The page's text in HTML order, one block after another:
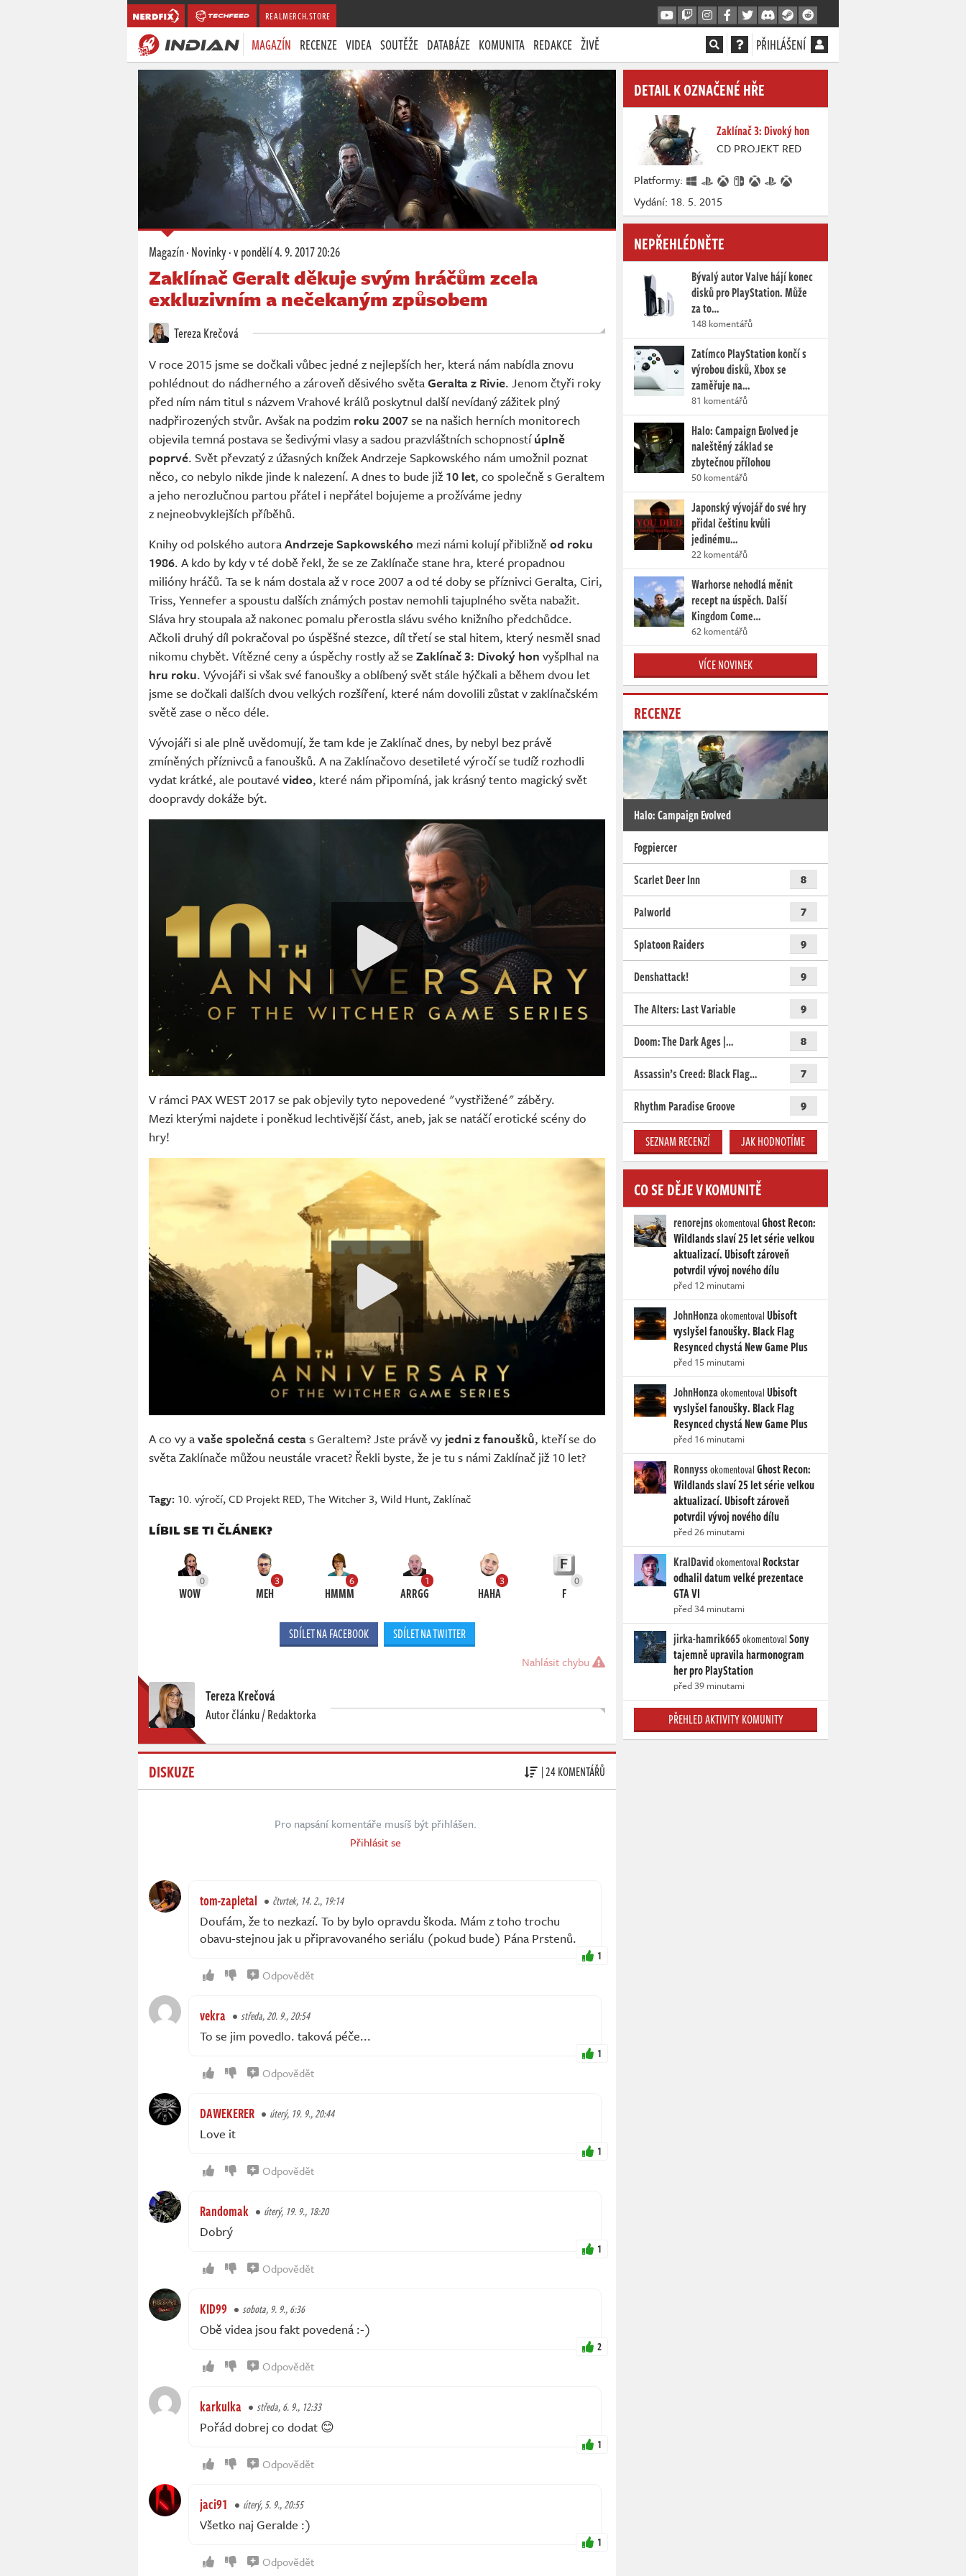
REALMERCH.STORE
MAGAZÍN RECENZE VIDEA SOUTĚŽE DATABÁZE KOMUNITA REDAKCE ŽIVĚ PŘIHLÁŠENÍ
Magazín·Novinky·v pondělí4. 9. 2017 20:26
Zaklínač Geralt děkuje svým hráčům zcela
exkluzivním a nečekaným způsobem
Tereza Krečová
V roce 2015 jsme se dočkali vůbec jedné z nejlepších her, která nám nabídla znovu
pohlédnout do nádherného a zároveň děsivého světaGeralta z Rivie. Jenom čtyři roky
před ním nám titul s názvem Vrahové králů poskytnul další nevídaný zážitek plný
nadpřirozených stvůr. Avšak na podzim roku 2007se na našich herních monitorech
objevila temná postava se šedivými vlasy a sadou prazvláštních schopnostíúplně
poprvé. Svět převzatý z úžasných knížek Andrzeje Sapkowského nám umožnil poznat
něco, co nebylo nikde jinde k nalezení. A dnes to bude již 10 let, co společně s Geraltem
a jeho nerozlučnou partou přátel i nepřátel bojujeme a prožíváme jedny
z nejneobvyklejších příběhů.
Knihy od polského autoraAndrzeje Sapkowského mezi námi kolují přibližně od roku
1986. A kdo by kdy v té době řekl, že se ze Zaklínače stane hra, které propadnou
milióny hráčů. Ta se k nám dostala až v roce 2007 a od té doby se příznivci Geralta, Ciri,
Triss, Yennefer a spoustu dalších známých postav nemohli tajuplného světa nabažit.
Sláva hry stoupala až nakonec pomalu přerostla slávu svého knižního předchůdce.
Ačkoli druhý díl pokračoval po úspěšné stezce, díl třetí se stal hitem, který nesměl snad
nikomu chybět. Vítězné ceny a úspěchy rostly až se Zaklínač 3: Divoký hon vyšplhal na
hru roku. Vývojáři si však své fanoušky a oblíbený svět stále hýčkali a během dvou let
jsme se dočkali dalších dvou velkých rozšíření, které nám dovolili zůstat v zaklínačském
světě zase o něco déle.
Vývojáři si ale plně uvědomují, že tam kde je Zaklínač dnes, by nebyl bez právě
zmíněných příznivců a fanoušků. A na Zaklínačovo desetileté výročí se tudíž rozhodli
vydat krátké, ale poutavé video, které nám připomíná, jak krásný tento magický svět
doopravdy dokáže být.
V rámci PAX WEST 2017 se pak objevily tyto nepovedené "vystřižené" záběry.
Mezi kterými najdete i poněkud lechtivější část, aneb, jak se natáčí erotické scény do
hry!
A co vy avaše společná cestas Geraltem? Jste právě vy jedni z fanoušků, kteří se do
světa Zaklínače můžou neustále vracet? Řekli byste, že je tu s námi Zaklínač již 10 let?
Tagy: 10. výročí,CD Projekt RED,The Witcher 3,Wild Hunt,Zaklínač
LÍBIL SE TI ČLÁNEK?
0
WOW
3
MEH
6
HMMM
1
ARRGG
3
HAHA
0
F
SDÍLET NA FACEBOOK SDÍLET NA TWITTER
Nahlásit chybu
Tereza Krečová
Autor článku / Redaktorka
DISKUZE | 24 KOMENTÁŘŮ
Pro napsání komentáře musíš být přihlášen.
Přihlásit se
tom-zapletal čtvrtek, 14. 2., 19:14
Doufám, že to nezkazí. To by bylo opravdu škoda. Mám z toho trochu
obavu-stejnou jak u připravovaného seriálu (pokud bude) Pána Prstenů.
1
Odpovědět
vekra středa, 20. 9., 20:54
To se jim povedlo. taková péče...
1
Odpovědět
DAWEKERER úterý, 19. 9., 20:44
Love it
1
Odpovědět
Randomak úterý, 19. 9., 18:20
Dobrý
1
Odpovědět
KID99 sobota, 9. 9., 6:36
Obě videa jsou fakt povedená :-)
2
Odpovědět
karkulka středa, 6. 9., 12:33
Pořád dobrej co dodat 😊
1
Odpovědět
jaci91 úterý, 5. 9., 20:55
Všetko naj Geralde :)
1
Odpovědět
DETAIL K OZNAČENÉ HŘE
Zaklínač 3: Divoký hon
CD PROJEKT RED
Platformy:
Vydání: 18. 5. 2015
NEPŘEHLÉDNĚTE
Bývalý autor Valve hájí konec
disků pro PlayStation. Může
za to…
148 komentářů
Zatímco PlayStation končí s
výrobou disků, Xbox se
zaměřuje na…
81 komentářů
Halo: Campaign Evolved je
naleštěný základ se
zbytečnou přílohou
50 komentářů
Japonský vývojář do své hry
přidal češtinu kvůli
jedinému…
22 komentářů
Warhorse nehodlá měnit
recept na úspěch. Další
Kingdom Come…
62 komentářů
VÍCE NOVINEK
RECENZE
Halo: Campaign Evolved
Fogpiercer
Scarlet Deer Inn
8
Palworld 7
Splatoon Raiders 9
Denshattack! 9
The Alters: Last Variable 9
Doom: The Dark Ages |… 8
Assassin’s Creed: Black Flag… 7
Rhythm Paradise Groove 9
SEZNAM RECENZÍ JAK HODNOTÍME
CO SE DĚJE V KOMUNITĚ
renorejnsokomentovalGhost Recon:
Wildlands slaví 25 let série velkou
aktualizací. Ubisoft zároveň
potvrdil vývoj nového dílu
před 12 minutami
JohnHonzaokomentovalUbisoft
vyslyšel fanoušky. Black Flag
Resynced chystá New Game Plus
před 15 minutami
JohnHonzaokomentovalUbisoft
vyslyšel fanoušky. Black Flag
Resynced chystá New Game Plus
před 16 minutami
RonnyssokomentovalGhost Recon:
Wildlands slaví 25 let série velkou
aktualizací. Ubisoft zároveň
potvrdil vývoj nového dílu
před 26 minutami
KralDavidokomentoval Rockstar
odhalil datum velké prezentace
GTA VI
před 34 minutami
jirka-hamrik665okomentovalSony
tajemně upravila harmonogram
her pro PlayStation
před 39 minutami
PŘEHLED AKTIVITY KOMUNITY